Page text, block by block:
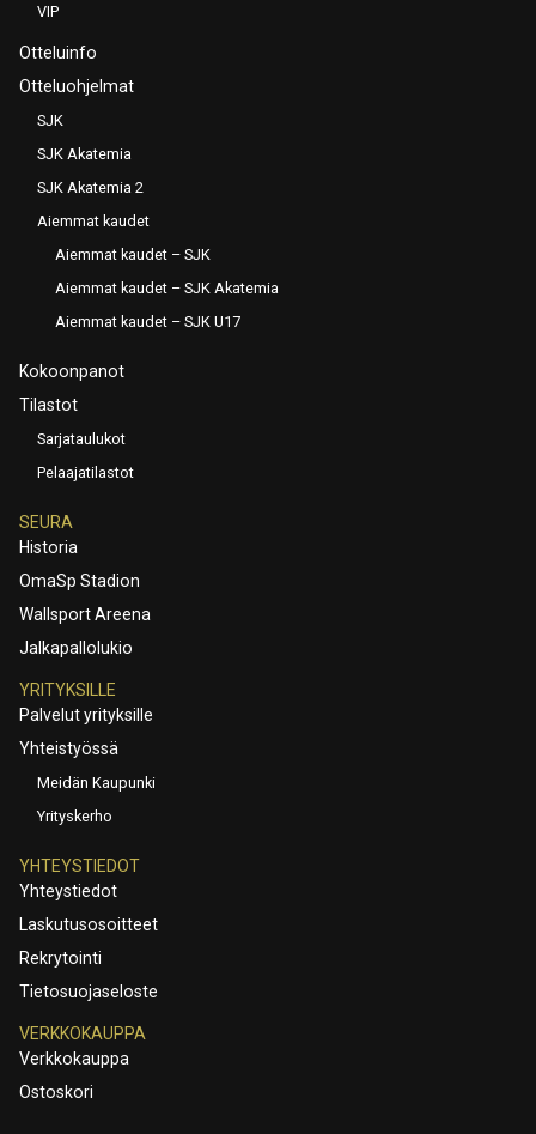
VIP
Otteluinfo
Otteluohjelmat
SJK
SJK Akatemia
SJK Akatemia 2
Aiemmat kaudet
Aiemmat kaudet – SJK
Aiemmat kaudet – SJK Akatemia
Aiemmat kaudet – SJK U17
Kokoonpanot
Tilastot
Sarjataulukot
Pelaajatilastot
SEURA
Historia
OmaSp Stadion
Wallsport Areena
Jalkapallolukio
YRITYKSILLE
Palvelut yrityksille
Yhteistyössä
Meidän Kaupunki
Yrityskerho
YHTEYSTIEDOT
Yhteystiedot
Laskutusosoitteet
Rekrytointi
Tietosuojaseloste
VERKKOKAUPPA
Verkkokauppa
Ostoskori